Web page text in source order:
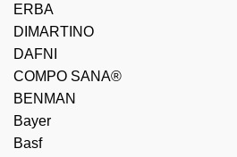
ERBA
DIMARTINO
DAFNI
COMPO SANA®
BENMAN
Bayer
Basf